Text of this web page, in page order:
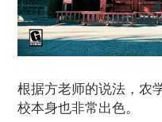
根据方老师的说法，农
校本身也非常出色。